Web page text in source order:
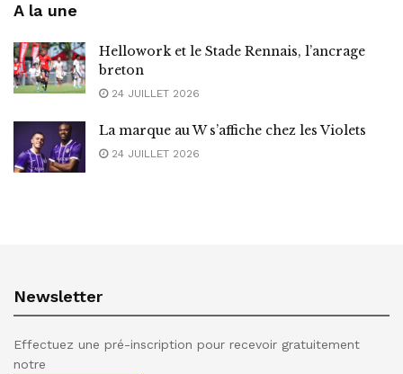
A la une
Hellowork et le Stade Rennais, l’ancrage
breton
24 JUILLET 2026
La marque au W s’affiche chez les Violets
24 JUILLET 2026
Newsletter
Effectuez une pré-inscription pour recevoir gratuitement
notre